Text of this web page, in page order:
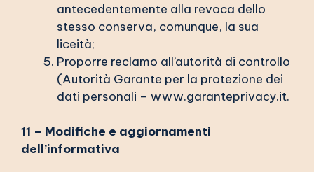
antecedentemente alla revoca dello
stesso conserva, comunque, la sua
liceità;
Proporre reclamo all’autorità di controllo
(Autorità Garante per la protezione dei
dati personali – www.garanteprivacy.it.
11 – Modifiche e aggiornamenti
dell’informativa